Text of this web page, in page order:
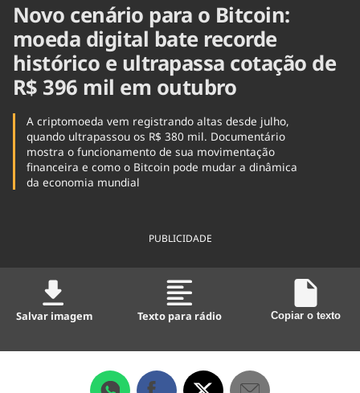
Novo cenário para o Bitcoin:
moeda digital bate recorde
histórico e ultrapassa cotação de
R$ 396 mil em outubro
A criptomoeda vem registrando altas desde julho,
quando ultrapassou os R$ 380 mil. Documentário
mostra o funcionamento de sua movimentação
financeira e como o Bitcoin pode mudar a dinâmica
da economia mundial
PUBLICIDADE
Salvar imagem Texto para rádio Copiar o texto